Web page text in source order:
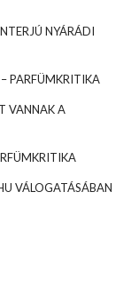
NYÁRÁDI
PARFÜMKRITIKA
VANNAK A
VÁLOGATÁSÁBAN